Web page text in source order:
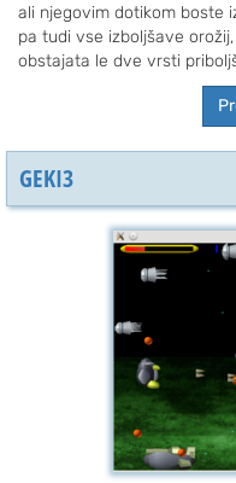
ali njegovim dotikom boste
pa tudi vse izboljšave
obstajata le dve vrsti
GEKI3